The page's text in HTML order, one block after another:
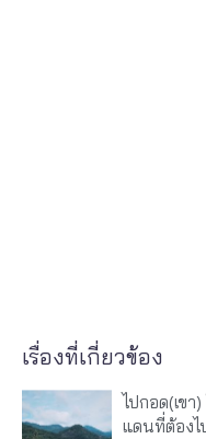
เรื่องที่เกี่ยวข้อง
ไปกอด(เข
แดนที่ต้อง